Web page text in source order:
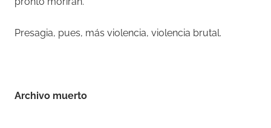
Presagia, pues, más violencia, violencia brutal.
Archivo muerto